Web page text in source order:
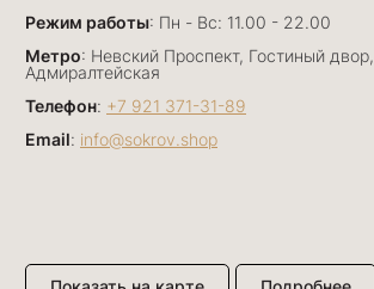
Режим работы: Пн - Вс: 11.00 - 22.00
Метро: Невский Проспект, Гостиный двор,
Адмиралтейская
Телефон: +7 921 371-31-89
Email: info@sokrov.shop